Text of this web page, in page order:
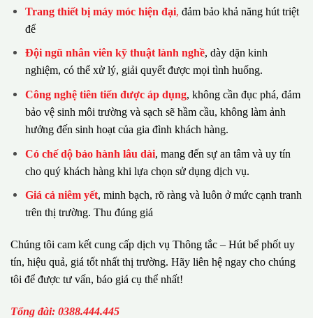
Trang thiết bị máy móc hiện đại, đảm bảo khả năng hút triệt
để
Đội ngũ nhân viên kỹ thuật lành nghề, dày dặn kinh
nghiệm, có thể xử lý, giải quyết được mọi tình huống.
Công nghệ tiên tiến được áp dụng, không cần đục phá, đảm
bảo vệ sinh môi trường và sạch sẽ hầm cầu, không làm ảnh
hưởng đến sinh hoạt của gia đình khách hàng.
Có chế dộ bảo hành lâu dài, mang đến sự an tâm và uy tín
cho quý khách hàng khi lựa chọn sử dụng dịch vụ.
Giá cả niêm yết, minh bạch, rõ ràng và luôn ở mức cạnh tranh
trên thị trường. Thu đúng giá
Chúng tôi cam kết cung cấp dịch vụ Thông tắc – Hút bể phốt uy
tín, hiệu quả, giá tốt nhất thị trường. Hãy liên hệ ngay cho chúng
tôi để được tư vấn, báo giá cụ thể nhất!
Tổng đài: 0388.444.445